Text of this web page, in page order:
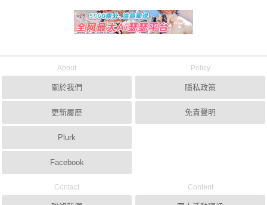
About
關於我們
更新履歷
Plurk
Facebook
Policy
隱私政策
免責聲明
Contact Content